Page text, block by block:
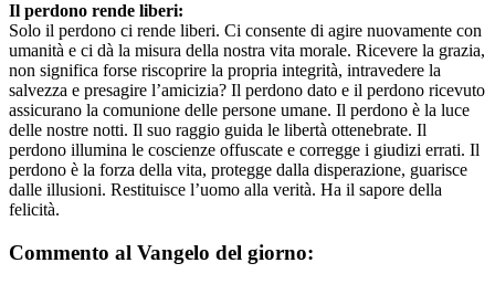
Il perdono rende liberi:
Solo il perdono ci rende liberi. Ci consente di agire nuovamente con
umanità e ci dà la misura della nostra vita morale. Ricevere la grazia,
non significa forse riscoprire la propria integrità, intravedere la
salvezza e presagire l’amicizia? Il perdono dato e il perdono ricevuto
assicurano la comunione delle persone umane. Il perdono è la luce
delle nostre notti. Il suo raggio guida le libertà ottenebrate. Il
perdono illumina le coscienze offuscate e corregge i giudizi errati. Il
perdono è la forza della vita, protegge dalla disperazione, guarisce
dalle illusioni. Restituisce l’uomo alla verità. Ha il sapore della
felicità.
Commento al Vangelo del giorno: